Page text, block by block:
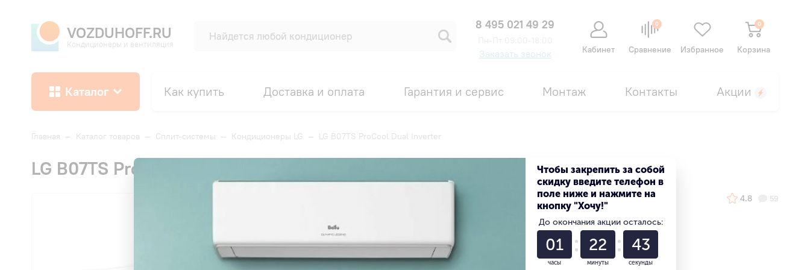
VOZDUHOFF.RU
Кондиционеры и вентиляция
8 495 021 49 29
Заказать звонок Кабинет
0
Сравнение Избранное
0
Корзина
Каталог Как купить Доставка и оплата Гарантия и сервис Монтаж Контакты Акции
Главная — Каталог товаров — Сплит-системы — Кондиционеры LG — LG B07TS ProCool Dual Inverter
LG B07TS ProCool Dual Inverter
4.8 59
Получить скидку
Чтобы закрепить за собой
скидку введите телефон в
поле ниже и нажмите на
кнопку "Хочу!"
До окончания акции осталось:
01
часы
22
минуты
42
секунды